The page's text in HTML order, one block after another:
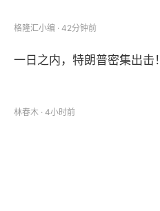
格隆汇小编 · 42分钟前
一日之内，特朗普密集出击！
林春木 · 4小时前